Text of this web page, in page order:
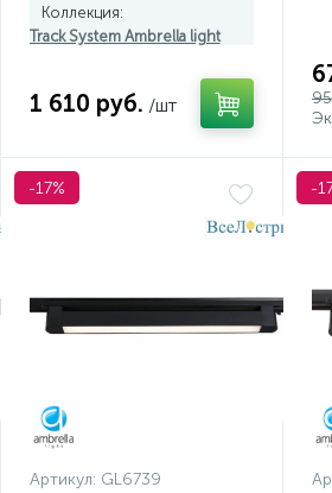
Коллекция:
Track System Ambrella light
1 610 руб. /шт
-17%
Артикул: GL6739
-